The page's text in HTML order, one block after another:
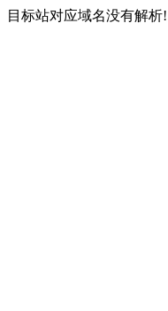
目标站对应域名没有解析!